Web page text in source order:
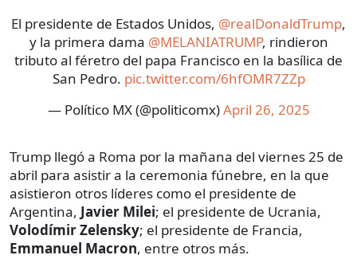
El presidente de Estados Unidos, @realDonaldTrump,
y la primera dama @MELANIATRUMP, rindieron
tributo al féretro del papa Francisco en la basílica de
San Pedro. pic.twitter.com/6hfOMR7ZZp
— Político MX (@politicomx)April 26, 2025
Trump llegó a Roma por la mañana del viernes 25 de
abril para asistir a la ceremonia fúnebre, en la que
asistieron otros líderes como el presidente de
Argentina, Javier Milei; el presidente de Ucrania,
Volodímir Zelensky; el presidente de Francia,
Emmanuel Macron, entre otros más.